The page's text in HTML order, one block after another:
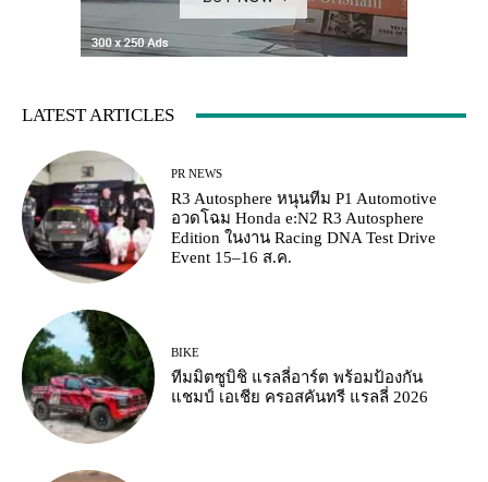
LATEST ARTICLES
PR NEWS
R3 Autosphere หนุนทีม P1 Automotive
อวดโฉม Honda e:N2 R3 Autosphere
Edition ในงาน Racing DNA Test Drive
Event 15–16 ส.ค.
BIKE
ทีมมิตซูบิชิ แรลลี่อาร์ต พร้อมป้องกัน
แชมป์ เอเชีย ครอสคันทรี แรลลี่ 2026